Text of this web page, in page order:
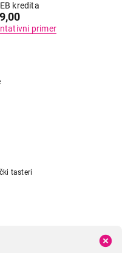
kredita
primer
tasteri